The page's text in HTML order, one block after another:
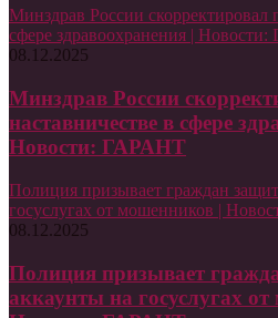
Минздрав России скорректировал
сфере здравоохранения |
08.12.2025
Минздрав России
наставничестве в сфере
Новости: ГАРАНТ
Полиция призывает граждан
госуслугах от мошенников |
08.12.2025
Полиция призывает
аккаунты на госуслугах